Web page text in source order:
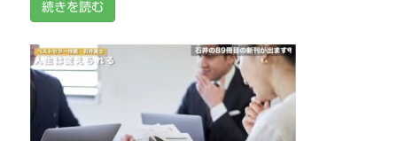
続きを読む